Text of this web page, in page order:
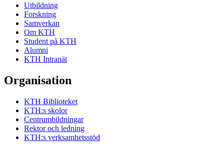
Utbildning
Forskning
Samverkan
Om KTH
Student på KTH
Alumni
KTH Intranät
Organisation
KTH Biblioteket
KTH:s skolor
Centrumbildningar
Rektor och ledning
KTH:s verksamhetsstöd